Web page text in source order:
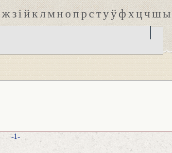
жзійклмнопрстуўфхцчшы
-1-